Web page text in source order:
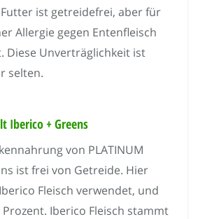
ist getreidefrei, aber für
Allergie gegen Entenfleisch
Diese Unverträglichkeit ist
selten.
Iberico + Greens
von PLATINUM
ist frei von Getreide. Hier
Fleisch verwendet, und
Prozent. Iberico Fleisch stammt